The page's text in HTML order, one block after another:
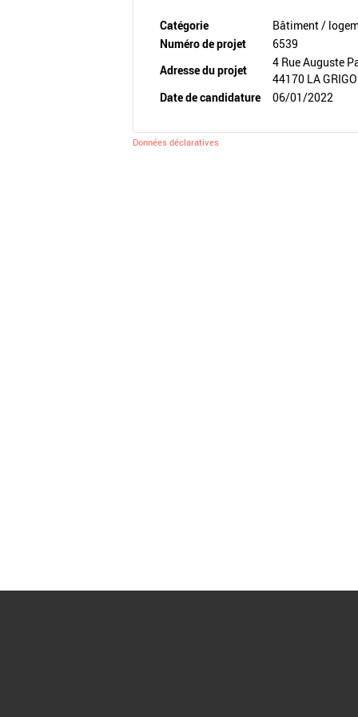
Catégorie
Bâtiment /
Numéro de projet
6539
Adresse du projet
4 Rue Auguste
44170 LA
Date de candidature
06/01/2022
Données déclaratives